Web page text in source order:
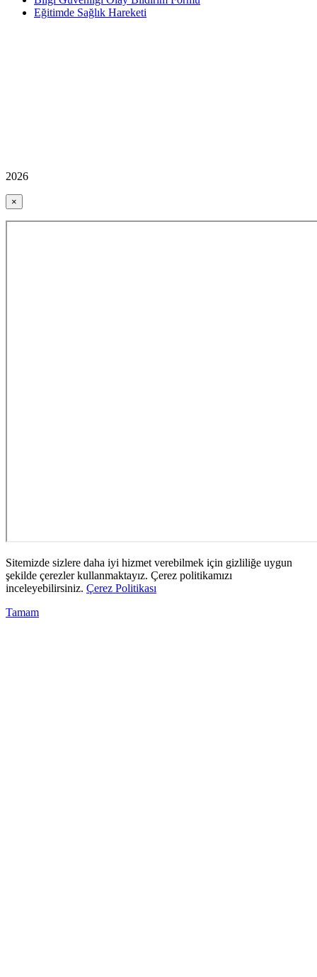
Eğitimde Sağlık Hareketi
2026
×
Sitemizde sizlere daha iyi hizmet verebilmek için gizliliğe uygun
şekilde çerezler kullanmaktayız. Çerez politikamızı
inceleyebilirsiniz. Çerez Politikası
Tamam